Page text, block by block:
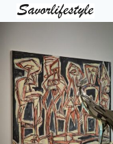
Skip